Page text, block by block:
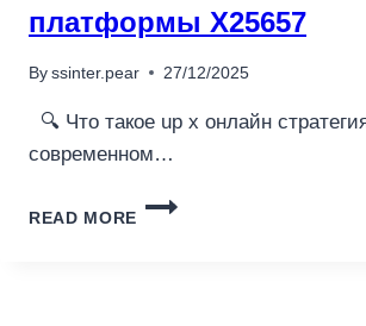
платформы X25657
By ssinter.pear 27/12/2025
🔍 Что такое up x онлайн
современном…
READ MORE
РАЗРАБОТКА